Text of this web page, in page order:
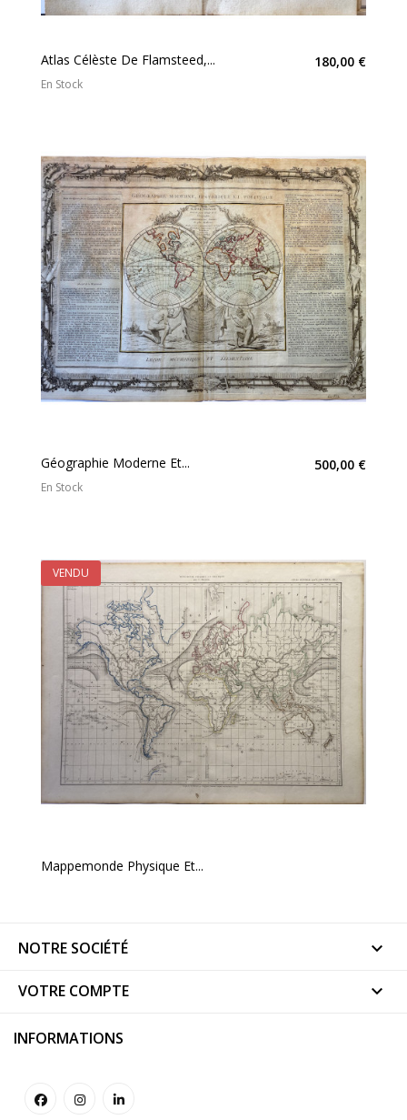
Atlas Célèste De Flamsteed,... 180,00 €
En Stock
Géographie Moderne Et... 500,00 €
En Stock
Mappemonde Physique Et...
VENDU
NOTRE SOCIÉTÉ 
VOTRE COMPTE 
INFORMATIONS